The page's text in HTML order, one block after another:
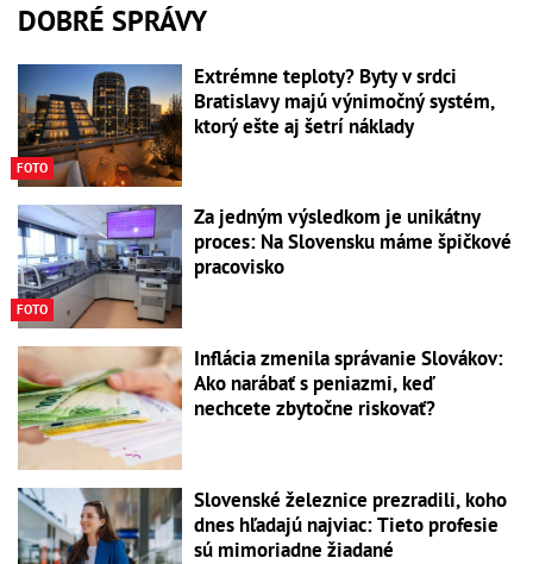
DOBRÉ SPRÁVY
FOTO
Extrémne teploty? Byty v srdci
Bratislavy majú výnimočný systém,
ktorý ešte aj šetrí náklady
FOTO
Za jedným výsledkom je unikátny
proces: Na Slovensku máme špičkové
pracovisko
Inflácia zmenila správanie Slovákov:
Ako narábať s peniazmi, keď
nechcete zbytočne riskovať?
Slovenské železnice prezradili, koho
dnes hľadajú najviac: Tieto profesie
sú mimoriadne žiadané